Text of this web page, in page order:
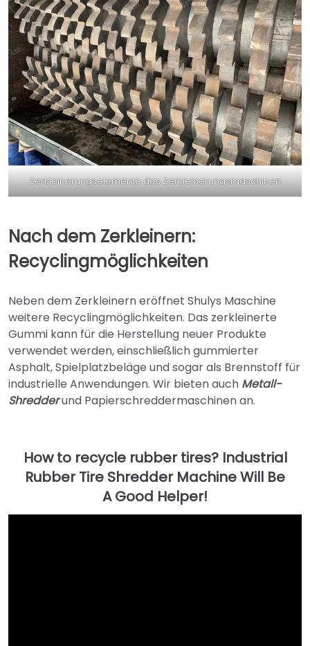
Zerkleinerungselemente des Zerkleinerungsmaschinen
Nach dem Zerkleinern:
Recyclingmöglichkeiten
Neben dem Zerkleinern eröffnet Shulys Maschine
weitere Recyclingmöglichkeiten. Das zerkleinerte
Gummi kann für die Herstellung neuer Produkte
verwendet werden, einschließlich gummierter
Asphalt, Spielplatzbeläge und sogar als Brennstoff für
industrielle Anwendungen. Wir bieten auch Metall-
Shredderund Papierschreddermaschinen an.